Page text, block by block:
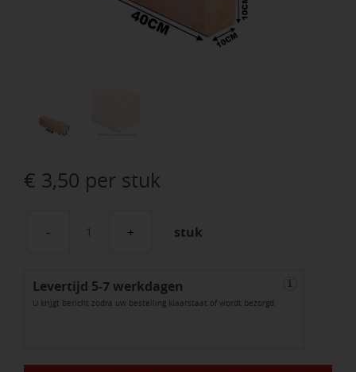
€ 3,50 per stuk
Decor
Zandsteen
40x10x10cm
stuk
Levertijd 5-7 werkdagen
U krijgt bericht zodra uw bestelling klaarstaat of wordt bezorgd.
i